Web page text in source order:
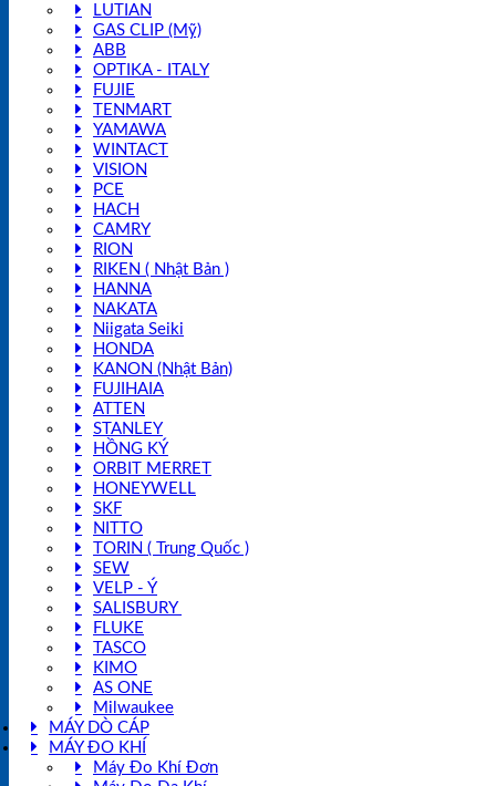
LUTIAN
GAS CLIP (Mỹ)
ABB
OPTIKA - ITALY
FUJIE
TENMART
YAMAWA
WINTACT
VISION
PCE
HACH
CAMRY
RION
RIKEN ( Nhật Bản )
HANNA
NAKATA
Niigata Seiki
HONDA
KANON (Nhật Bản)
FUJIHAIA
ATTEN
STANLEY
HỒNG KÝ
ORBIT MERRET
HONEYWELL
SKF
NITTO
TORIN ( Trung Quốc )
SEW
VELP - Ý
SALISBURY
FLUKE
TASCO
KIMO
AS ONE
Milwaukee
MÁY DÒ CÁP
MÁY ĐO KHÍ
Máy Đo Khí Đơn